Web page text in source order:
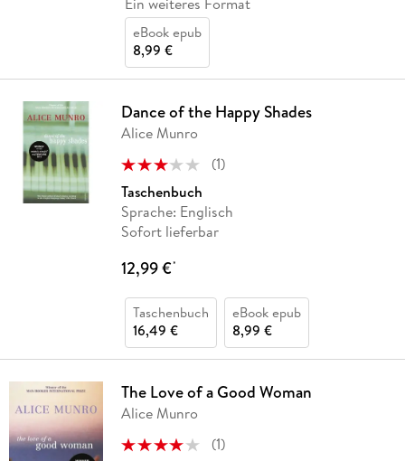
eBook epub
8,99 €
Dance of the Happy Shades
Alice Munro
(1)
Taschenbuch
Sprache: Englisch
Sofort lieferbar
12,99 €*
Taschenbuch
16,49 €
eBook epub
8,99 €
The Love of a Good Woman
Alice Munro
(1)